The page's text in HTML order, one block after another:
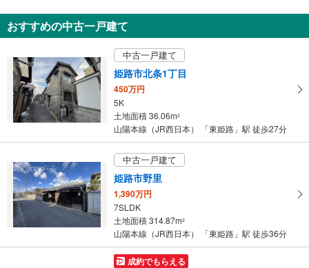
姫路市北原
3LDK
土地面積 146.27m2
山陽本線（JR西日本） 「東姫路」駅 徒歩53分
おすすめの中古一戸建て
中古一戸建て
姫路市北条1丁目
450万円
5K
土地面積 36.06m2
山陽本線（JR西日本） 「東姫路」駅 徒歩27分
中古一戸建て
姫路市野里
1,390万円
7SLDK
土地面積 314.87m2
山陽本線（JR西日本） 「東姫路」駅 徒歩36分
成約でもらえる